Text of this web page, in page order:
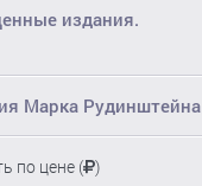
издания.
Марка Рудинштейна
по цене ( )